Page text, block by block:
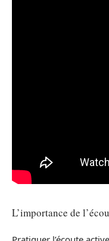
L’importance de